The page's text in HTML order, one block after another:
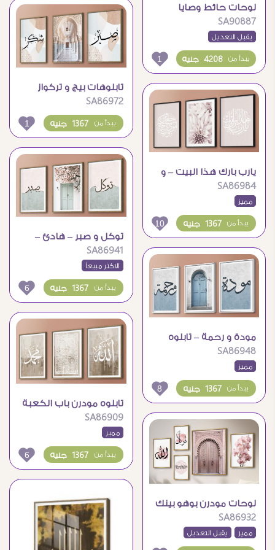
لوحات حائط وصايا
لقمان لابنه ( سورة
لقمان )
SA90887
يقبل التعديل
4208 جنيه يبدأ من 1
يارب بارك هذا البيت – و
جعل بينكم مودة و
رحمة
SA86984
مميز
1367 جنيه يبدأ من 10
تابلوهات بيج و تركواز
اسلامى مودرن
SA86972
1367 جنيه يبدأ من 1
مودة و رحمة – تابلوه
هادئ و بسيط
SA86948
مميز
1367 جنيه يبدأ من 8
توكل و صبر – هادئ –
تابلوه مودرن Boho
SA86941
الاكثر مبيعاً
1367 جنيه يبدأ من 6
لوحات مودرن بوهو بينك
– التوكل
SA86932
مميز يقبل التعديل
تابلوه مودرن باب الكعبة
و لفظ الجلالة
SA86909
مميز
1367 جنيه يبدأ من 6